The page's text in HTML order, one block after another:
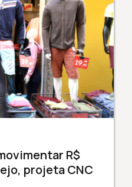
R$
projeta CNC